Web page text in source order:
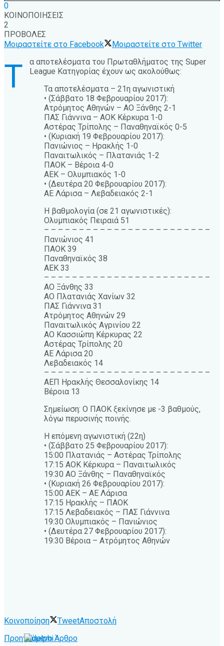
0
ΚΟΙΝΟΠΟΙΗΣΕΙΣ
2
ΠΡΟΒΟΛΕΣ
Μοιραστείτε στο Facebook
Μοιραστείτε στο Twitter
Τ
α αποτελέσματα του Πρωταθλήματος της Super
League Κατηγορίας έχουν ως ακολούθως:
Τα αποτελέσματα – 21η αγωνιστική
• (Σάββατο 18 Φεβρουαρίου 2017):
Ατρόμητος Αθηνών – ΑΟ Ξάνθης 2-1
ΠΑΣ Γιάννινα – ΑΟΚ Κέρκυρα 1-0
Αστέρας Τρίπολης – Παναθηναϊκός 0-5
• (Κυριακή 19 Φεβρουαρίου 2017):
Πανιώνιος – Ηρακλής 1-0
Παναιτωλικός – Πλατανιάς 1-2
ΠΑΟΚ – Βέροια 4-0
ΑΕΚ – Ολυμπιακός 1-0
• (Δευτέρα 20 Φεβρουαρίου 2017):
ΑΕ Λάρισα – Λεβαδειακός 2-1
Η βαθμολογία (σε 21 αγωνιστικές):
Ολυμπιακός Πειραιά 51
– – – – – – – – – – – – – – – – – – – – – – – –
Πανιώνιος 41
ΠΑΟΚ 39
Παναθηναϊκός 38
ΑΕΚ 33
– – – – – – – – – – – – – – – – – – – – – – – –
ΑΟ Ξάνθης 33
ΑΟ Πλατανιάς Χανίων 32
ΠΑΣ Γιάννινα 31
Ατρόμητος Αθηνών 29
Παναιτωλικός Αγρινίου 22
ΑΟ Κασσιώπη Κέρκυρας 22
Αστέρας Τρίπολης 20
ΑΕ Λάρισα 20
Λεβαδειακός 14
– – – – – – – – – – – – – – – – – – – – – – – –
ΑΕΠ Ηρακλής Θεσσαλονίκης 14
Βέροια 13
Σημείωση: Ο ΠΑΟΚ ξεκίνησε με -3 βαθμούς,
λόγω περυσινής ποινής.
Η επόμενη αγωνιστική (22η)
• (Σάββατο 25 Φεβρουαρίου 2017):
15:00 Πλατανιάς – Αστέρας Τρίπολης
17:15 ΑΟΚ Κέρκυρα – Παναιτωλικός
19:30 ΑΟ Ξάνθης – Παναθηναϊκός
• (Κυριακή 26 Φεβρουαρίου 2017):
15:00 ΑΕΚ – ΑΕ Λάρισα
17:15 Ηρακλής – ΠΑΟΚ
17:15 Λεβαδειακός – ΠΑΣ Γιάννινα
19:30 Ολυμπιακός – Πανιώνιος
• (Δευτέρα 27 Φεβρουαρίου 2017):
19:30 Βέροια – Ατρόμητος Αθηνών
Κοινοποίηση TweetΑποστολή
Προηγούμενο Άρθρο